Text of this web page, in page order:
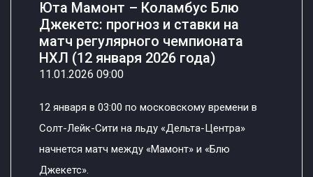
Юта Мамонт – Коламбус Блю
Джекетс: прогноз и ставки на
матч регулярного чемпионата
НХЛ (12 января 2026 года)
11.01.2026 09:00
12 января в 03:00 по московскому времени в
Солт-Лейк-Сити на льду «Дельта-Центра»
начнется матч между «Мамонт» и «Блю
Джекетс».